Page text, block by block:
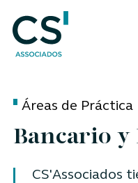
Áreas de Práctica
Bancario
CS'Associados